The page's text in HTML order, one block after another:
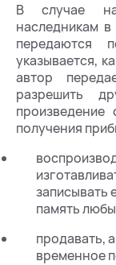
В случае
наследникам
указывается,
автор
разрешить
получения
записывать
память
продавать,
временное